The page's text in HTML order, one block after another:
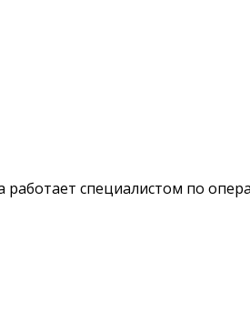
специалистом по